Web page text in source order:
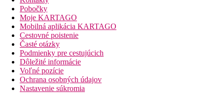
V hoteli je kúpelné centrum a fitness centrum
Stravovanie
Bez stravovania
Vzdialenosti
17 km
Vzdialenosť od najbližšieho letiska
Pobočky
Moje KARTAGO
Mobilná aplikácia KARTAGO
Cestovné poistenie
Časté otázky
Podmienky pre cestujúcich
Dôležité informácie
Voľné pozície
Ochrana osobných údajov
Nastavenie súkromia